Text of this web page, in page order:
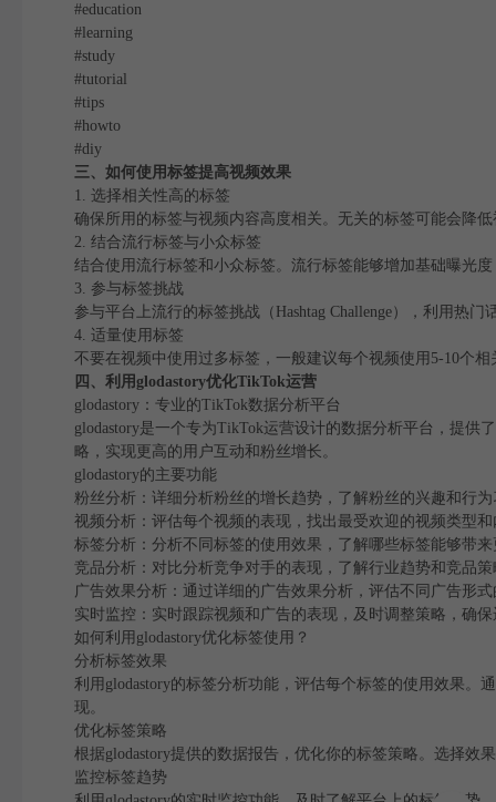
#education
#learning
#study
#tutorial
#tips
#howto
#diy
三、如何使用标签提高视频效果
1. 选择相关性高的标签
确保所用的标签与视频内容高度相关。无关的标签可能会降
2. 结合流行标签与小众标签
结合使用流行标签和小众标签。流行标签能够增加基础曝光
3. 参与标签挑战
参与平台上流行的标签挑战（Hashtag Challenge），利用热
4. 适量使用标签
不要在视频中使用过多标签，一般建议每个视频使用5-10个
四、利用glodastory优化TikTok运营
glodastory：专业的TikTok数据分析平台
glodastory是一个专为TikTok运营设计的数据分析平台，提
略，实现更高的用户互动和粉丝增长。
glodastory的主要功能
粉丝分析：详细分析粉丝的增长趋势，了解粉丝的兴趣和行
视频分析：评估每个视频的表现，找出最受欢迎的视频类型
标签分析：分析不同标签的使用效果，了解哪些标签能够带
竞品分析：对比分析竞争对手的表现，了解行业趋势和竞品
广告效果分析：通过详细的广告效果分析，评估不同广告形
实时监控：实时跟踪视频和广告的表现，及时调整策略，确
如何利用glodastory优化标签使用？
分析标签效果
利用glodastory的标签分析功能，评估每个标签的使用效果
现。
优化标签策略
根据glodastory提供的数据报告，优化你的标签策略。选择
监控标签趋势